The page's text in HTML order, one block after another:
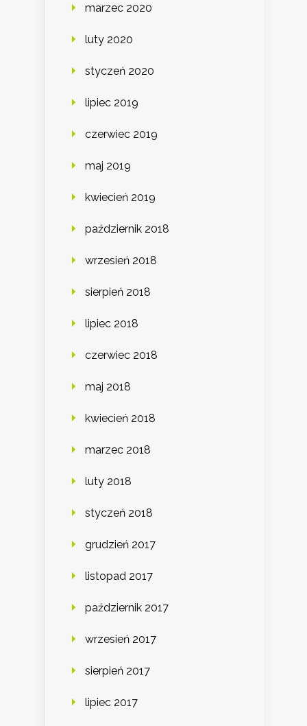
marzec 2020
luty 2020
styczeń 2020
lipiec 2019
czerwiec 2019
maj 2019
kwiecień 2019
październik 2018
wrzesień 2018
sierpień 2018
lipiec 2018
czerwiec 2018
maj 2018
kwiecień 2018
marzec 2018
luty 2018
styczeń 2018
grudzień 2017
listopad 2017
październik 2017
wrzesień 2017
sierpień 2017
lipiec 2017